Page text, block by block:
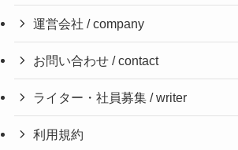
運営会社 / company
お問い合わせ / contact
ライター・社員募集 / writer
利用規約